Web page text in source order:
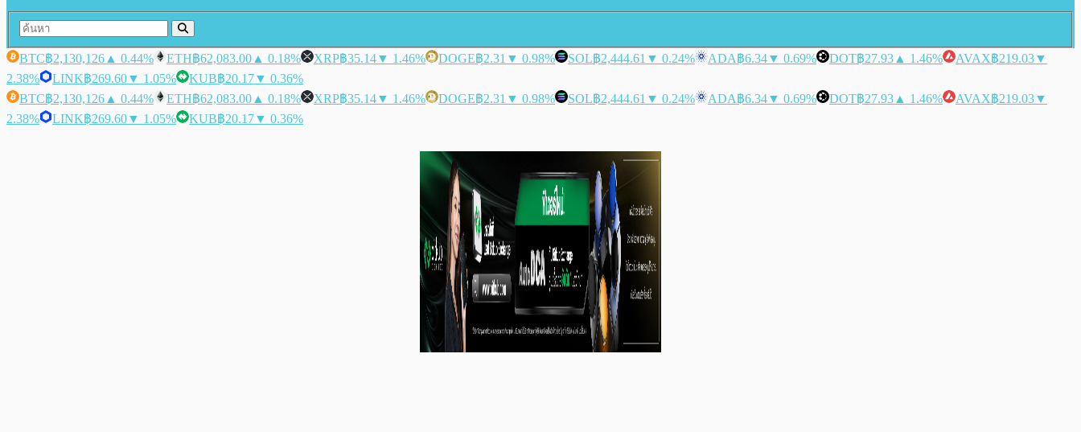
BTC฿2,130,126 ▲ 0.44% ETH฿62,083.00 ▲ 0.18% XRP฿35.14▼ 1.46% DOGE฿2.31 ▼ 0.98% SOL฿2,444.61 ▼ 0.24% ADA฿6.34▼ 0.69% DOT฿27.93 ▲ 1.46% AVAX฿219.03▼
2.38%
LINK฿269.60▼ 1.05% KUB฿20.17▼ 0.36%
BTC฿2,130,126 ▲ 0.44% ETH฿62,083.00 ▲ 0.18% XRP฿35.14▼ 1.46% DOGE฿2.31 ▼ 0.98% SOL฿2,444.61 ▼ 0.24% ADA฿6.34▼ 0.69% DOT฿27.93 ▲ 1.46% AVAX฿219.03▼
2.38%
LINK฿269.60▼ 1.05% KUB฿20.17▼ 0.36%